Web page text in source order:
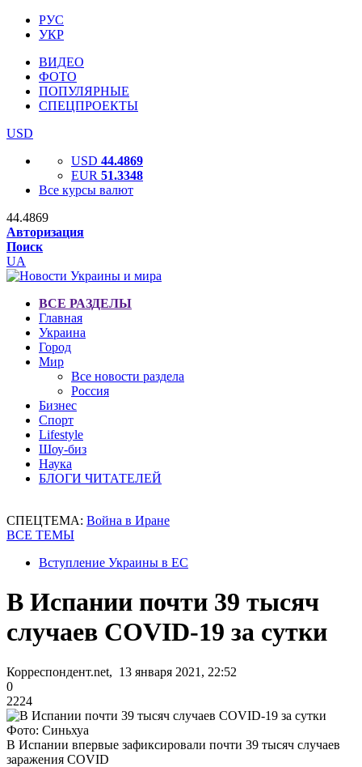
РУС
УКР
ВИДЕО
ФОТО
ПОПУЛЯРНЫЕ
СПЕЦПРОЕКТЫ
USD
USD 44.4869
EUR 51.3348
Все курсы валют
44.4869
Авторизация
Поиск
UA
ВСЕ РАЗДЕЛЫ
Главная
Украина
Город
Мир
Все новости раздела
Россия
Бизнес
Спорт
Lifestyle
Шоу-биз
Наука
БЛОГИ ЧИТАТЕЛЕЙ
СПЕЦТЕМА: Война в Иране
ВСЕ ТЕМЫ
Вступление Украины в ЕС
В Испании почти 39 тысяч
случаев COVID-19 за сутки
Корреспондент.net, 13 января 2021, 22:52
0
2224
Фото: Синьхуа
В Испании впервые зафиксировали почти 39 тысяч случаев
заражения COVID